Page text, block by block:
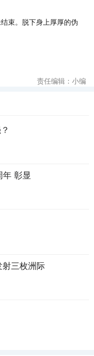
束。脱下身上厚厚的伪
责任编辑：小编
年 彰显
射三枚洲际